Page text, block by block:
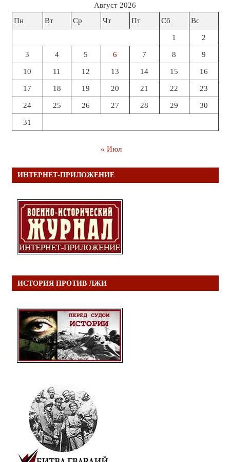
Август 2026
Пн
Вт Ср Чт Пт Сб Вс
1 2
3 4 5 6 7 8 9
10 11 12 13 14 15 16
17 18 19 20 21 22 23
24 25 26 27 28 29 30
31
« Июл
ИНТЕРНЕТ-ПРИЛОЖЕНИЕ
ИСТОРИЯ ПРОТИВ ЛЖИ